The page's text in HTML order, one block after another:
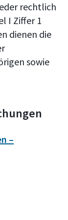
rechtlich
I Ziffer 1
dienen die
sowie
–